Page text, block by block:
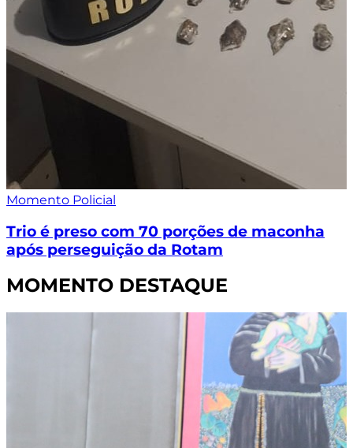
Momento Policial
Trio é preso com 70 porções de maconha
após perseguição da Rotam
MOMENTO DESTAQUE